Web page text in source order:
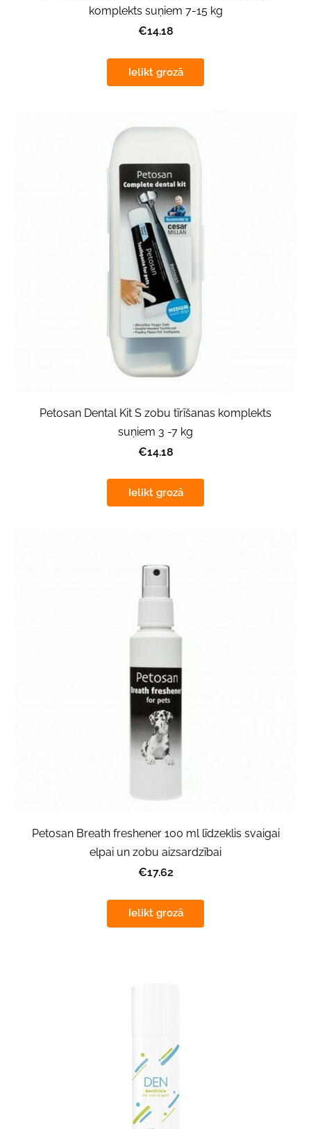
komplekts suņiem 7-15 kg
€14.18
Ielikt grozā
Petosan Dental Kit S zobu tīrīšanas komplekts
suņiem 3 -7 kg
€14.18
Ielikt grozā
Petosan Breath freshener 100 ml līdzeklis svaigai
elpai un zobu aizsardzībai
€17.62
Ielikt grozā